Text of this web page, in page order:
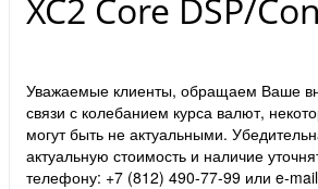
XC2 Core DSP/
Уважаемые клиенты, обращаем Ваше
связи с колебанием курса валют,
могут быть не актуальными.
актуальную стоимость и наличие
телефону: +7 (812) 490-77-99 или e-